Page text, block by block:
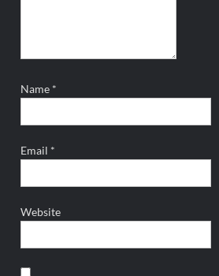
Name *
Email *
Website